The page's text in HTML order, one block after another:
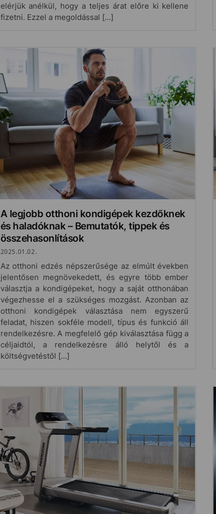
elérjük anélkül, hogy a teljes árat előre ki kellene
fizetni. Ezzel a megoldással […]
A legjobb otthoni kondigépek kezdőknek
és haladóknak – Bemutatók, tippek és
összehasonlítások
2025.01.02.
Az otthoni edzés népszerűsége az elmúlt években
jelentősen megnövekedett, és egyre több ember
választja a kondigépeket, hogy a saját otthonában
végezhesse el a szükséges mozgást. Azonban az
otthoni kondigépek választása nem egyszerű
feladat, hiszen sokféle modell, típus és funkció áll
rendelkezésre. A megfelelő gép kiválasztása függ a
céljaidtól, a rendelkezésre álló helytől és a
költségvetéstől […]